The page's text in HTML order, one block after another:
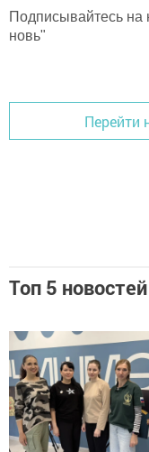
Подписывайтесь на
новь"
Перейти
Топ 5 новостей